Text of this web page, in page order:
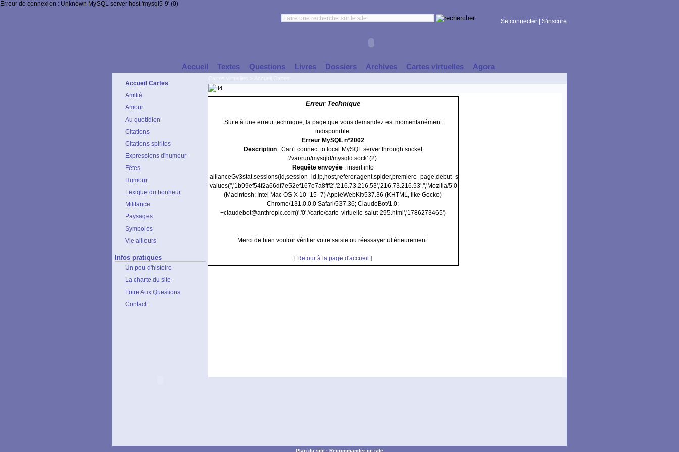
Erreur de connexion : Unknown MySQL server host 'mysql5-9' (0)
Se connecter S'inscrire
Accueil Textes Questions Livres Dossiers Archives Cartes virtuelles Agora
Accueil Cartes
Amitié
Amour
Au quotidien
Citations
Citations spirites
Expressions d'humeur
Fêtes
Humour
Lexique du bonheur
Militance
Paysages
Symboles
Vie ailleurs
Infos pratiques
Un peu d'histoire
La charte du site
Foire Aux Questions
Contact
Erreur Technique
Suite à une erreur technique, la page que vous demandez est momentanément
indisponible.
Erreur MySQL n°2002
Description: Can't connect to local MySQL server through socket
'/var/run/mysqld/mysqld.sock' (2)
Requête envoyée: insert into
allianceGv3stat.sessions(id,session_id,ip,host,referer,agent,spider,premiere_page,debut_session)
values('','1b99ef54f2a66df7e52ef167e7a8fff2','216.73.216.53','216.73.216.53','','Mozilla/5.0
(Macintosh; Intel Mac OS X 10_15_7) AppleWebKit/537.36 (KHTML, like Gecko)
Chrome/131.0.0.0 Safari/537.36; ClaudeBot/1.0;
+claudebot@anthropic.com)','0','/carte/carte-virtuelle-salut-295.html','1786273465')
Merci de bien vouloir vérifier votre saisie ou réessayer ultérieurement.
[ Retour à la page d'accueil ]
Plan du site · Recommander ce site